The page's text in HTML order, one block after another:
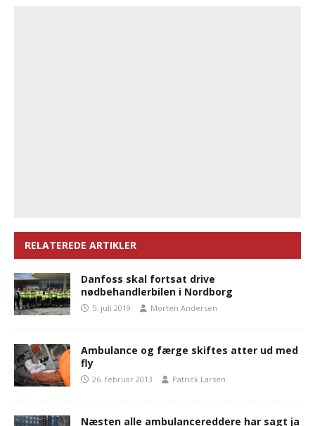
RELATEREDE ARTIKLER
Danfoss skal fortsat drive
nødbehandlerbilen i Nordborg
5. juli 2019 Morten Andersen
Ambulance og færge skiftes atter ud med
fly
26. februar 2013 Patrick Larsen
Næsten alle ambulancereddere har sagt ja